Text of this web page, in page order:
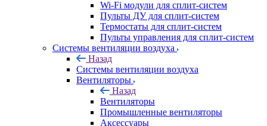
Wi-Fi модули для сплит-систем
Пульты ДУ для сплит-систем
Термостаты для сплит-систем
Пульты управления для сплит-систем
Системы вентиляции воздуха
Назад
Системы вентиляции воздуха
Вентиляторы
Назад
Вентиляторы
Промышленные вентиляторы
Аксессуары